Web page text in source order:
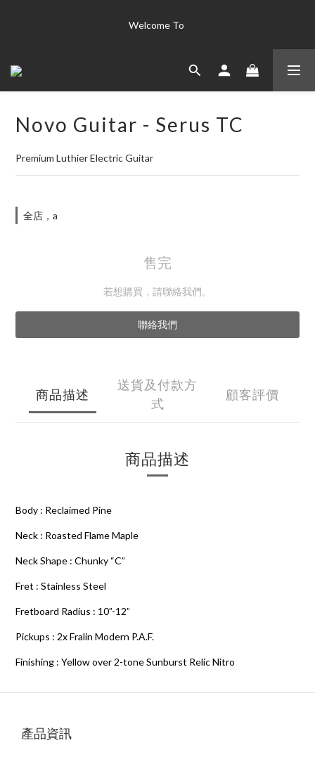
Welcome To
The world's finest instrument collection "Only the best is good
Novo Guitar - Serus TC
Premium Luthier Electric Guitar
全店，a
售完
若想購買，請聯絡我們。
聯絡我們
商品描述
送貨及付款方
式
顧客評價
商品描述
Body : Reclaimed Pine
Neck : Roasted Flame Maple
Neck Shape : Chunky “C”
Fret : Stainless Steel
Fretboard Radius : 10”-12”
Pickups : 2x Fralin Modern P.A.F.
Finishing : Yellow over 2-tone Sunburst Relic Nitro
產品資訊